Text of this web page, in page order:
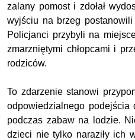
zalany pomost i zdołał
wyjściu na brzeg postanowili
Policjanci przybyli na
zmarzniętymi chłopcami i
rodziców.
To zdarzenie stanowi
odpowiedzialnego podejścia
podczas zabaw na lodzie.
dzieci nie tylko naraziły ich